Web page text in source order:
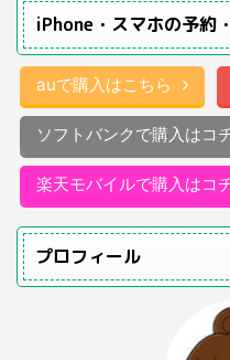
iPhone・スマホの予約
auで購入はこちら
ソフトバンクで購入はコ
楽天モバイルで購入はコ
プロフィール